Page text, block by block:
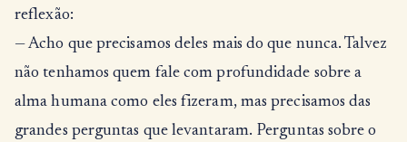
reflexão:
— Acho que precisamos deles mais do que nunca. Talvez
não tenhamos quem fale com profundidade sobre a
alma humana como eles fizeram, mas precisamos das
grandes perguntas que levantaram. Perguntas sobre o